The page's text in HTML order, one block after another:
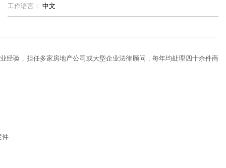
工作语言： 中文
经验，担任多家房地产公司或大型企业法律顾问，每年均处理四十余件商
件